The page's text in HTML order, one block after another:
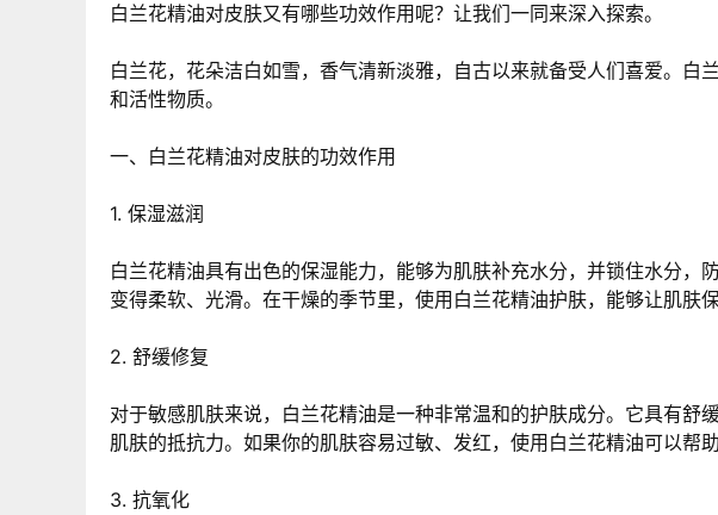
白兰花精油对皮肤又有哪些功效作用呢？让我们一同来深入探索。
白兰花，花朵洁白如雪，香气清新淡雅，自古以来就备受人们喜爱。白
和活性物质。
一、白兰花精油对皮肤的功效作用
1. 保湿滋润
白兰花精油具有出色的保湿能力，能够为肌肤补充水分，并锁住水分
变得柔软、光滑。在干燥的季节里，使用白兰花精油护肤，能够让肌肤
2. 舒缓修复
对于敏感肌肤来说，白兰花精油是一种非常温和的护肤成分。它具有舒
肌肤的抵抗力。如果你的肌肤容易过敏、发红，使用白兰花精油可以帮
3. 抗氧化